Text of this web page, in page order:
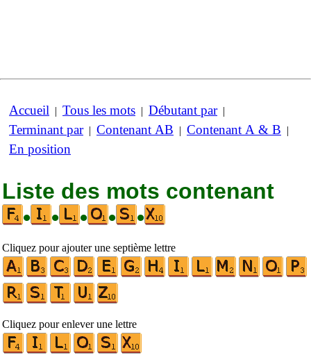
Accueil | Tous les mots | Débutant par|
Terminant par| Contenant AB | Contenant A & B |
En position
Liste des mots contenant
•
• • • •
Cliquez pour ajouter une septième lettre
Cliquez pour enlever une lettre